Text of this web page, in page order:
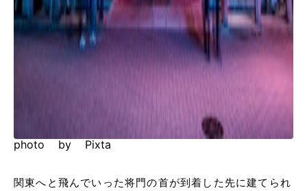
photo by Pixta
関東へと飛んでいった将門の首が到着した先に建てられ